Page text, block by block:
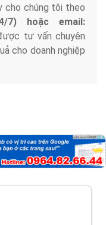
cho chúng tôi theo
7) hoặc email:
tư vấn chuyên
cho doanh nghiệp